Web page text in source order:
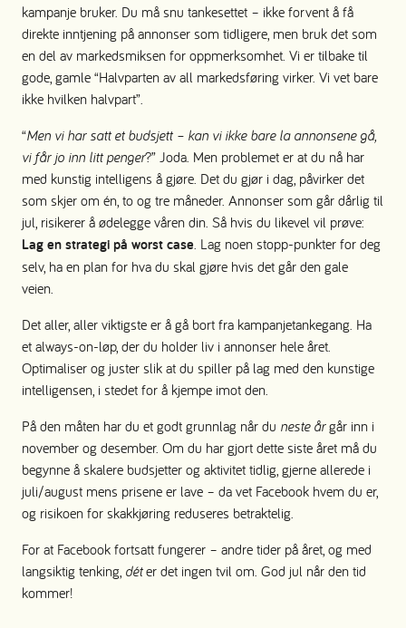
kampanje bruker. Du må snu tankesettet – ikke forvent å få
direkte inntjening på annonser som tidligere, men bruk det som
en del av markedsmiksen for oppmerksomhet. Vi er tilbake til
gode, gamle “Halvparten av all markedsføring virker. Vi vet bare
ikke hvilken halvpart”.
“Men vi har satt et budsjett – kan vi ikke bare la annonsene gå,
vi får jo inn litt penger?” Joda. Men problemet er at du nå har
med kunstig intelligens å gjøre. Det du gjør i dag, påvirker det
som skjer om én, to og tre måneder. Annonser som går dårlig til
jul, risikerer å ødelegge våren din. Så hvis du likevel vil prøve:
Lag en strategi på worst case . Lag noen stopp-punkter for deg
selv, ha en plan for hva du skal gjøre hvis det går den gale
veien.
Det aller, aller viktigste er å gå bort fra kampanjetankegang. Ha
et always-on-løp, der du holder liv i annonser hele året.
Optimaliser og juster slik at du spiller på lag med den kunstige
intelligensen, i stedet for å kjempe imot den.
På den måten har du et godt grunnlag når du neste årgår inn i
november og desember. Om du har gjort dette siste året må du
begynne å skalere budsjetter og aktivitet tidlig, gjerne allerede i
juli/august mens prisene er lave – da vet Facebook hvem du er,
og risikoen for skakkjøring reduseres betraktelig.
For at Facebook fortsatt fungerer – andre tider på året, og med
langsiktig tenking, déter det ingen tvil om. God jul når den tid
kommer!